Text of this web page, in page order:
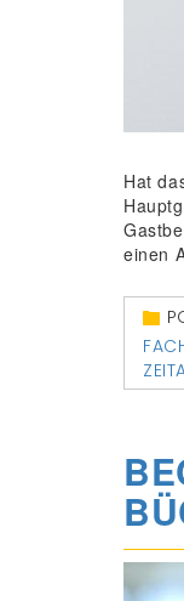
Hat
einen